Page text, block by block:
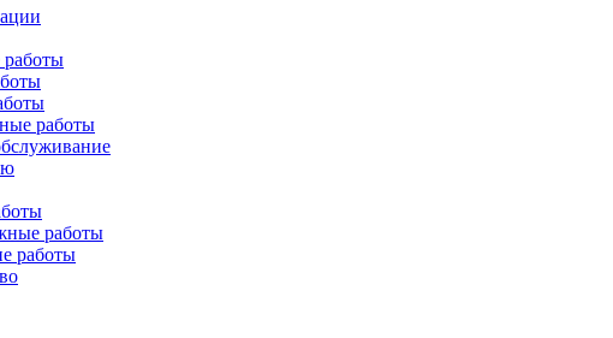
работы
работы
работы
работы